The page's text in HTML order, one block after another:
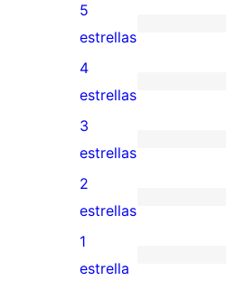
2
valoraciones
de
5
estrellas
5
estrellas
0
valoraciones
de
4
estrellas
4
estrellas
0
valoraciones
de
3
estrellas
3
estrellas
0
valoraciones
de
2
estrellas
0
1
estrella